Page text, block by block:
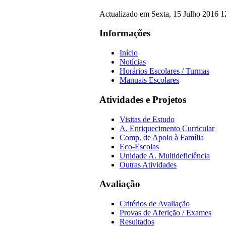
Actualizado em Sexta, 15 Julho 2016
Informações
Início
Notícias
Horários Escolares / Turmas
Manuais Escolares
Atividades e Projetos
Visitas de Estudo
A. Enriquecimento Curricular
Comp. de Apoio à Família
Eco-Escolas
Unidade A. Multideficiência
Outras Atividades
Avaliação
Critérios de Avaliação
Provas de Aferição / Exames
Resultados